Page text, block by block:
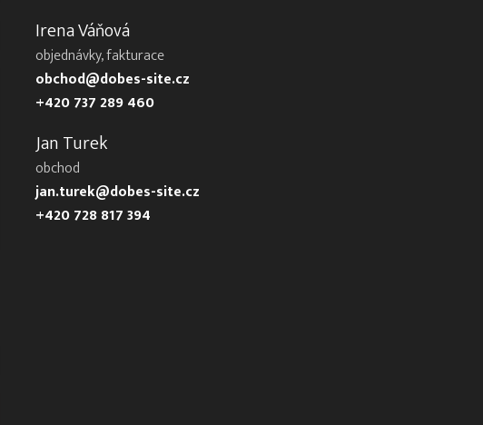
Irena Váňová
objednávky, fakturace
obchod@dobes-site.cz
+420 737 289 460
Jan Turek
obchod
jan.turek@dobes-site.cz
+420 728 817 394